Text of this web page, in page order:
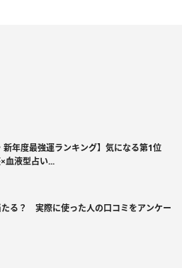
新年度最強運ランキング】気になる第1位
液型占い...
る？ 実際に使った人の口コミをアンケー